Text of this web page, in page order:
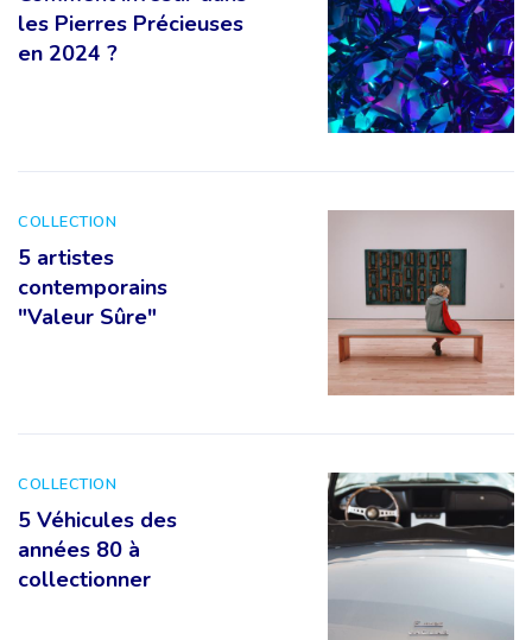
les Pierres Précieuses
en 2024 ?
COLLECTION
5 artistes
contemporains
"Valeur Sûre"
COLLECTION
5 Véhicules des
années 80 à
collectionner